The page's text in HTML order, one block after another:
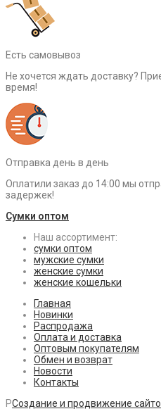
Есть самовывоз
Не хочется ждать доставку?
время!
Отправка день в день
Оплатили заказ до 14:00 мы
задержек!
Сумки оптом
Наш ассортимент:
сумки оптом
мужские сумки
женские сумки
женские кошельки
Главная
Новинки
Распродажа
Оплата и доставка
Оптовым покупателям
Обмен и возврат
Новости
Контакты
PСоздание и продвижение